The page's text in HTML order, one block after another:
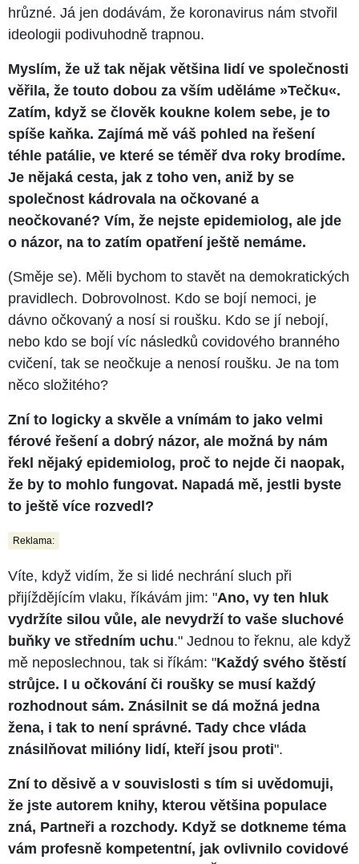
hrůzné. Já jen dodávám, že koronavirus nám stvořil
ideologii podivuhodně trapnou.
Myslím, že už tak nějak většina lidí ve společnosti
věřila, že touto dobou za vším uděláme »Tečku«.
Zatím, když se člověk koukne kolem sebe, je to
spíše kaňka. Zajímá mě váš pohled na řešení
téhle patálie, ve které se téměř dva roky brodíme.
Je nějaká cesta, jak z toho ven, aniž by se
společnost kádrovala na očkované a
neočkované? Vím, že nejste epidemiolog, ale jde
o názor, na to zatím opatření ještě nemáme.
(Směje se). Měli bychom to stavět na demokratických
pravidlech. Dobrovolnost. Kdo se bojí nemoci, je
dávno očkovaný a nosí si roušku. Kdo se jí nebojí,
nebo kdo se bojí víc následků covidového branného
cvičení, tak se neočkuje a nenosí roušku. Je na tom
něco složitého?
Zní to logicky a skvěle a vnímám to jako velmi
férové řešení a dobrý názor, ale možná by nám
řekl nějaký epidemiolog, proč to nejde či naopak,
že by to mohlo fungovat. Napadá mě, jestli byste
to ještě více rozvedl?
Reklama:
Víte, když vidím, že si lidé nechrání sluch při
přijíždějícím vlaku, říkávám jim: "Ano, vy ten hluk
vydržíte silou vůle, ale nevydrží to vaše sluchové
buňky ve středním uchu." Jednou to řeknu, ale když
mě neposlechnou, tak si říkám: "Každý svého štěstí
strůjce. I u očkování či roušky se musí každý
rozhodnout sám. Znásilnit se dá možná jedna
žena, i tak to není správné. Tady chce vláda
znásilňovat milióny lidí, kteří jsou proti".
Zní to děsivě a v souvislosti s tím si uvědomuji,
že jste autorem knihy, kterou většina populace
zná, Partneři a rozchody. Když se dotkneme téma
vám profesně kompetentní, jak ovlivnilo covidové